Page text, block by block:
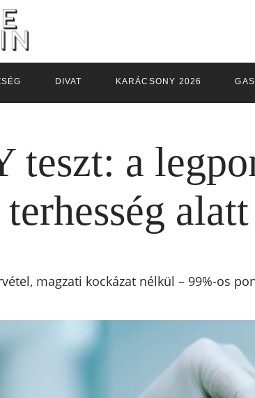
DIVAT KARÁCSONY 2026
teszt: a
terhesség alatt
magzati kockázat nélkül – 99%-os